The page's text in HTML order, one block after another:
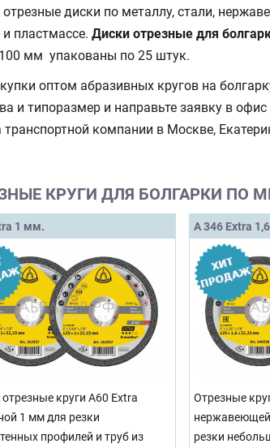
отрезные диски по металлу, стали,
пластмассе. Диски отрезные для
мм упакованы по 25 штук.
оптом абразивных кругов на
и типоразмер и направьте заявку в
транспортной компании в Москве,
КРУГИ ДЛЯ БОЛГАРКИ ПО
1 мм.
круги A60 Extra
1 мм для резки
профилей и труб из
A 346 Extra
Отрезные
резки